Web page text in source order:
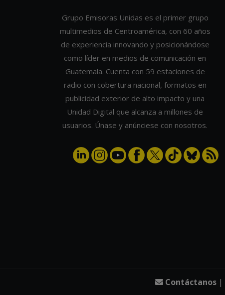
Grupo Emisoras Unidas es el primer grupo
multimedios de Centroamérica, con 60 años
de experiencia innovando y posicionándose
como líder en medios de comunicación en
Guatemala. Cuenta con 59 estaciones de
radio con cobertura nacional, formatos en
publicidad exterior de alto impacto y una
Unidad Digital que alcanza a millones de
usuarios. Únase y anúnciese con nosotros.
Contáctanos |